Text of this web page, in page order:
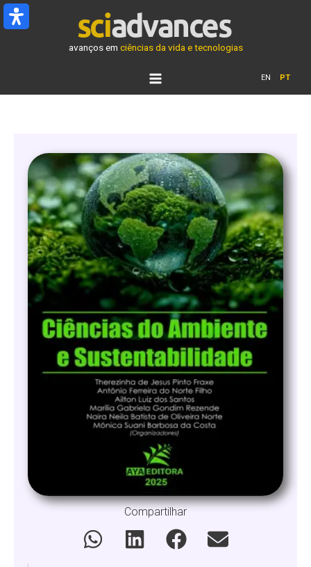
Ir
para
avanços em ciências da vida e tecnologias
EN PT
Compartilhar